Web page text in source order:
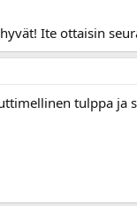
Ite ottaisin
tulppa ja